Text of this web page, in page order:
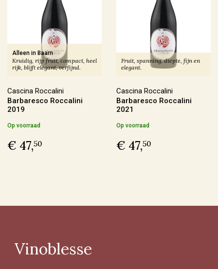
(51)
Sulfiet
Sulfiet laag
Sulfiet minimaal
Sulfiet middel
Meer
Alleen in Baarn
Kruidig, rijp fruit, compact, heel
rijk, blijft elegant, verfijnd.
Cascina Roccalini
Barbaresco Roccalini
2019
Op voorraad
€ 47,50
Fruit, spanning, diepte, fijn en
elegant.
Cascina Roccalini
Barbaresco Roccalini
2021
Op voorraad
€ 47,50
Vinoblesse